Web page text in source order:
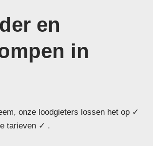
en
in
onze loodgieters lossen het op ✓
tarieven ✓ .